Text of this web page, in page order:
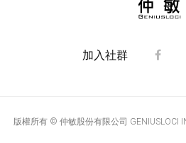
加入社群
版權所有 © 仲敏股份有限公司 GENIUSLOCI